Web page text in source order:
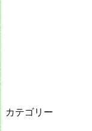
カテゴリー